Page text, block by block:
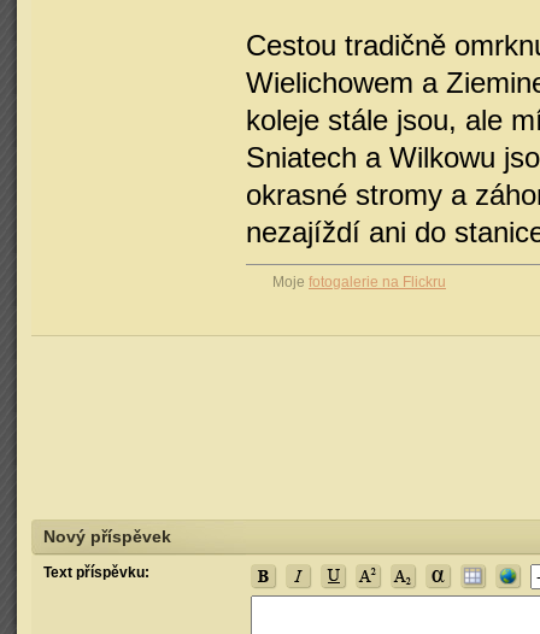
Cestou tradičně
Wielichowem a
koleje stále jsou, ale
Sniatech a Wilkowu
okrasné stromy a
nezajíždí ani do
Moje fotogalerie na Flickru
Nový příspěvek
Text příspěvku: